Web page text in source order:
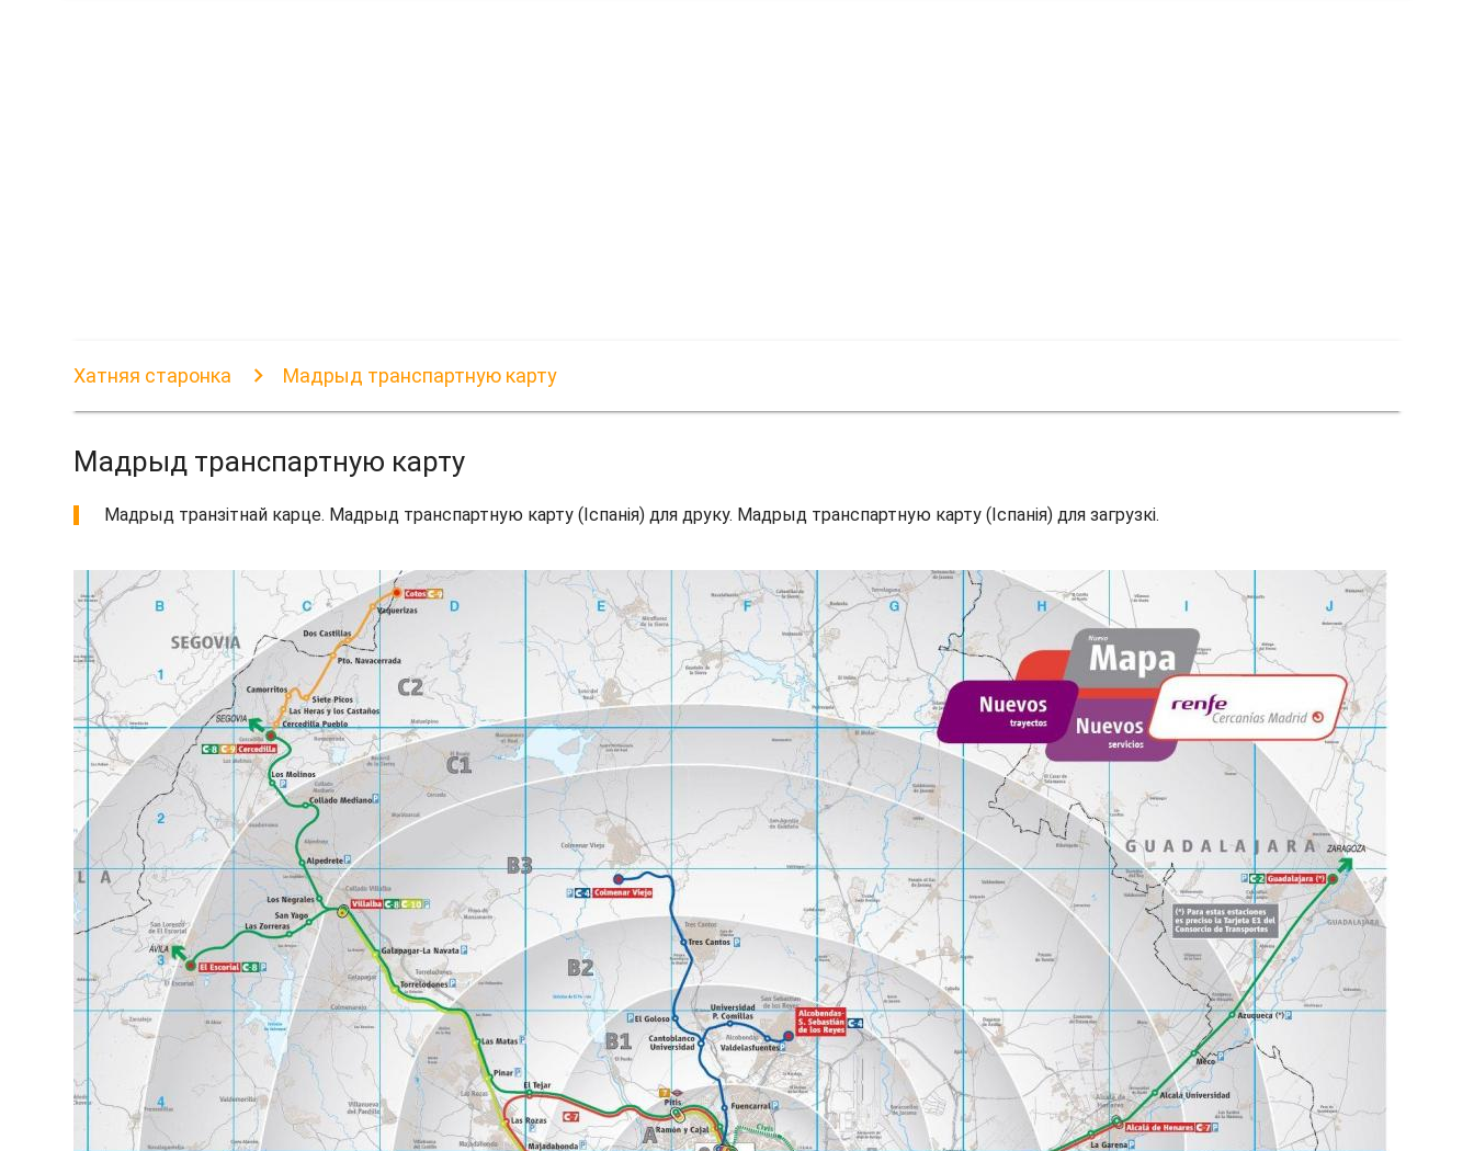
Хатняя старонка Мадрыд транспартную карту
Мадрыд транспартную карту
Мадрыд транзітнай карце. Мадрыд транспартную карту (Іспанія) для друку. Мадрыд транспартную карту (Іспанія) для загрузкі.